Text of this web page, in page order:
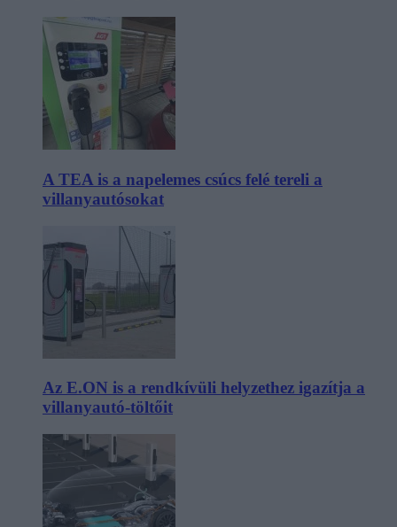
A TEA is a napelemes csúcs felé tereli a
villanyautósokat
Az E.ON is a rendkívüli helyzethez igazítja a
villanyautó-töltőit